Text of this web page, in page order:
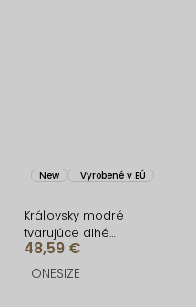
New Vyrobené v EÚ
Kráľovsky modré
tvarujúce dlhé
spoločenské šaty
BRANFLA
48,59 €
ONESIZE